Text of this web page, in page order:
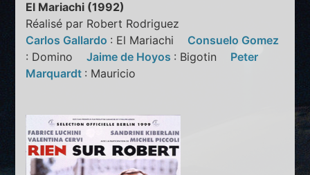
El Mariachi (1992)
Réalisé par Robert Rodriguez
Carlos Gallardo : El Mariachi Consuelo Gomez
: DominoJaime de Hoyos : Bigotin Peter
Marquardt : Mauricio